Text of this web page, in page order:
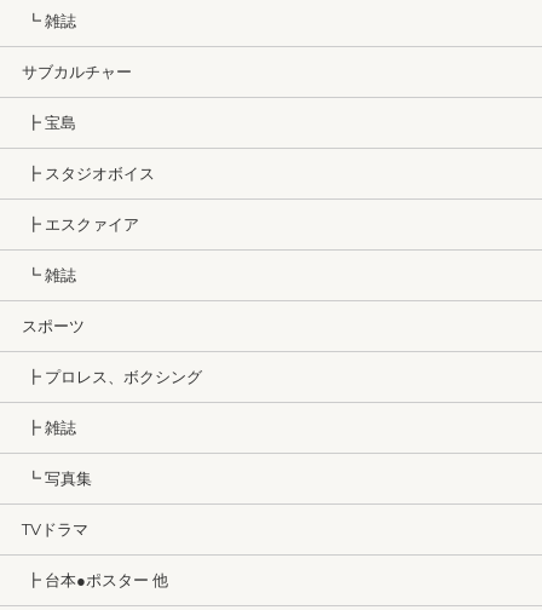
┗ 雑誌
サブカルチャー
┣ 宝島
┣ スタジオボイス
┣ エスクァイア
┗ 雑誌
スポーツ
┣ プロレス、ボクシング
┣ 雑誌
┗ 写真集
TVドラマ
┣ 台本●ポスター 他